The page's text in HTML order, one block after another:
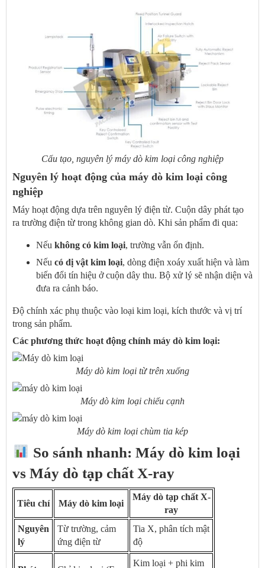
Cấu tạo, nguyên lý máy dò kim loại công nghiệp
Nguyên lý hoạt động của máy dò kim loại công
nghiệp
Máy hoạt động dựa trên nguyên lý điện từ. Cuộn dây phát tạo
ra trường điện từ trong không gian dò. Khi sản phẩm đi qua:
Nếu không có kim loại, trường vẫn ổn định.
Nếu có dị vật kim loại, dòng điện xoáy xuất hiện và làm
biến đổi tín hiệu ở cuộn dây thu. Bộ xử lý sẽ nhận diện và
đưa ra cảnh báo.
Độ chính xác phụ thuộc vào loại kim loại, kích thước và vị trí
trong sản phẩm.
Các phương thức hoạt động chính máy dò kim loại:
Máy dò kim loại từ trên xuống
Máy dò kim loại chiếu cạnh
Máy dò kim loại chùm tia kép
So sánh nhanh: Máy dò kim loại
vs Máy dò tạp chất X-ray
Tiêu chí Máy dò kim loại
Máy dò tạp chất X-
ray
Nguyên
lý
Từ trường, cảm
ứng điện từ
Tia X, phân tích mật
độ
Kim loại + phi kim